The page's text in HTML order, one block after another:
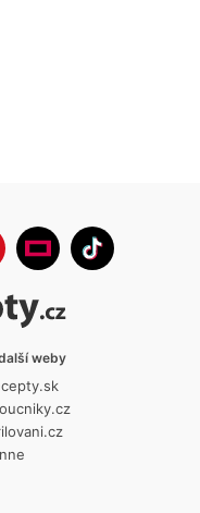
weby